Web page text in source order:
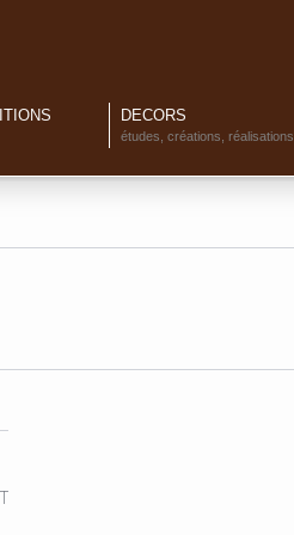
DECORS
études, créations, réalisations